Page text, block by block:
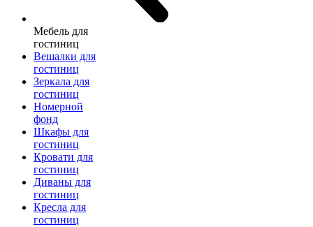
Мебель для
гостиниц
Вешалки для
гостиниц
Зеркала для
гостиниц
Номерной
фонд
Шкафы для
гостиниц
Кровати для
гостиниц
Диваны для
гостиниц
Кресла для
гостиниц